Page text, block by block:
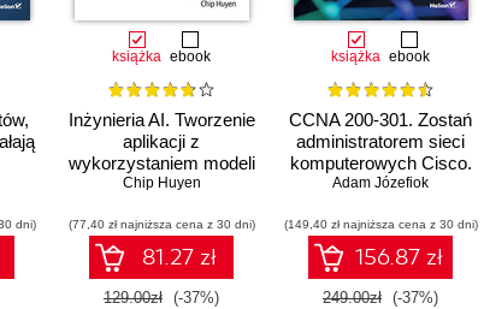
dni)
książka ebook
Inżynieria AI. Tworzenie
aplikacji z
wykorzystaniem modeli
bazowych
Chip Huyen
(77,40 zł najniższa cena z 30 dni)
81.27 zł
129.00zł (-37%)
książka ebook
CCNA 200-301. Zostań
administratorem sieci
komputerowych Cisco.
Wydanie II
Adam Józefiok
(149,40 zł najniższa cena z 30 dni)
156.87 zł
249.00zł (-37%)